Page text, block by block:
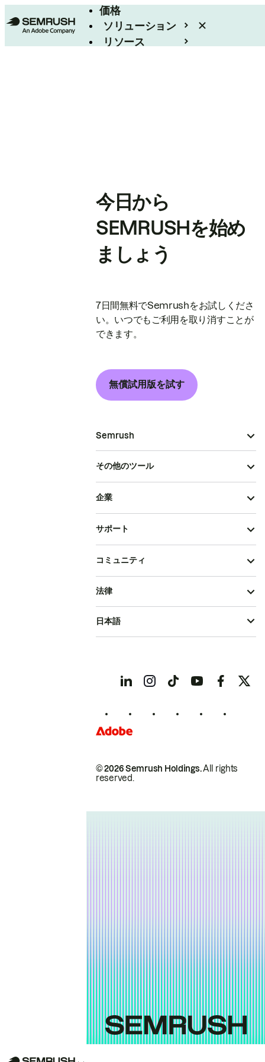
価格
ソリューション
リソース
今日から
SEMRUSHを始め
ましょう
7日間無料でSemrushをお試しくださ
い。いつでもご利用を取り消すことが
できます。
無償試用版を試す
Semrush
その他のツール
企業
サポート
コミュニティ
© 2026 Semrush Holdings.All rights
reserved.
法律
日本語